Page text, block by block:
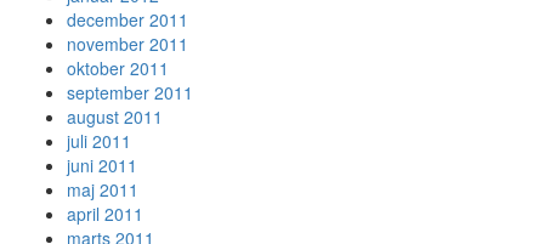
december 2011
november 2011
oktober 2011
september 2011
august 2011
juli 2011
juni 2011
maj 2011
april 2011
marts 2011